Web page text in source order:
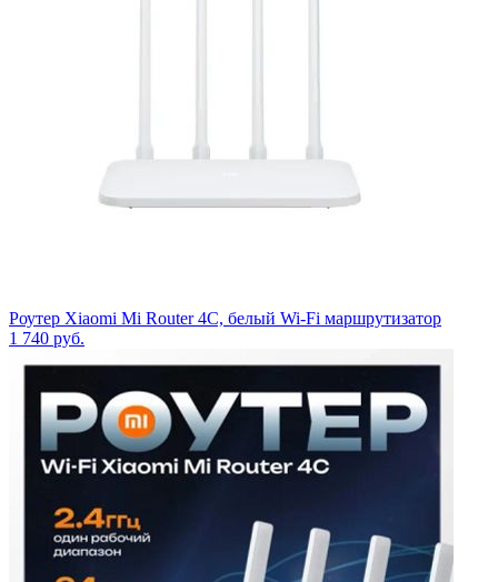
Роутер Xiaomi Mi Router 4C, белый Wi-Fi маршрутизатор
1 740 руб.